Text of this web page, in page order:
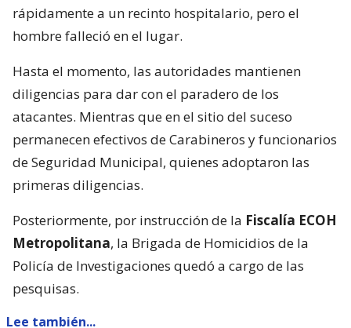
rápidamente a un recinto hospitalario, pero el
hombre falleció en el lugar.
Hasta el momento, las autoridades mantienen
diligencias para dar con el paradero de los
atacantes. Mientras que en el sitio del suceso
permanecen efectivos de Carabineros y funcionarios
de Seguridad Municipal, quienes adoptaron las
primeras diligencias.
Posteriormente, por instrucción de la Fiscalía ECOH
Metropolitana, la Brigada de Homicidios de la
Policía de Investigaciones quedó a cargo de las
pesquisas.
Lee también...